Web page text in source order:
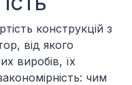
конструкцій з
від якого
виробів, їх
чим